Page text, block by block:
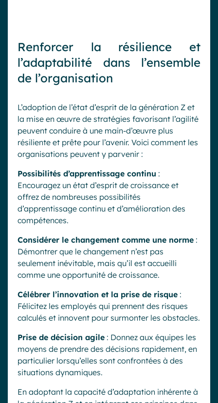
Renforcer la résilience et
l’adaptabilité dans l’ensemble
de l’organisation
L’adoption de l’état d’esprit de la génération Z et
la mise en œuvre de stratégies favorisant l’agilité
peuvent conduire à une main-d’œuvre plus
résiliente et prête pour l’avenir. Voici comment les
organisations peuvent y parvenir :
Possibilités d’apprentissage continu :
Encouragez un état d’esprit de croissance et
offrez de nombreuses possibilités
d’apprentissage continu et d’amélioration des
compétences.
Considérer le changement comme une norme :
Démontrer que le changement n’est pas
seulement inévitable, mais qu’il est accueilli
comme une opportunité de croissance.
Célébrer l’innovation et la prise de risque :
Félicitez les employés qui prennent des risques
calculés et innovent pour surmonter les obstacles.
Prise de décision agile : Donnez aux équipes les
moyens de prendre des décisions rapidement, en
particulier lorsqu’elles sont confrontées à des
situations dynamiques.
En adoptant la capacité d’adaptation inhérente à